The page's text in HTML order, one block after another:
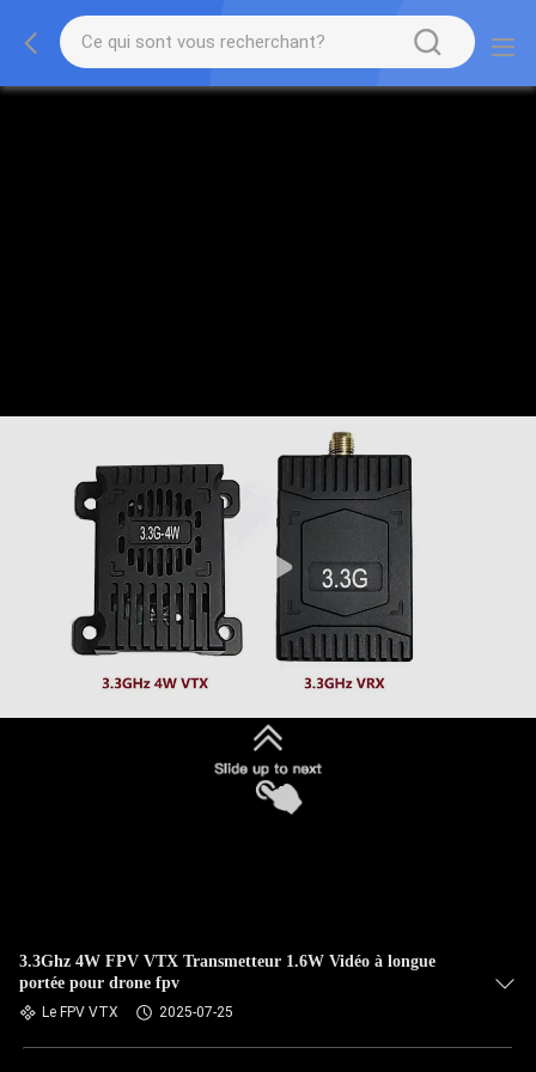
3.3Ghz 4W FPV VTX Transmetteur 1.6W Vidéo à longue
portée pour drone fpv
Le FPV VTX 2025-07-25